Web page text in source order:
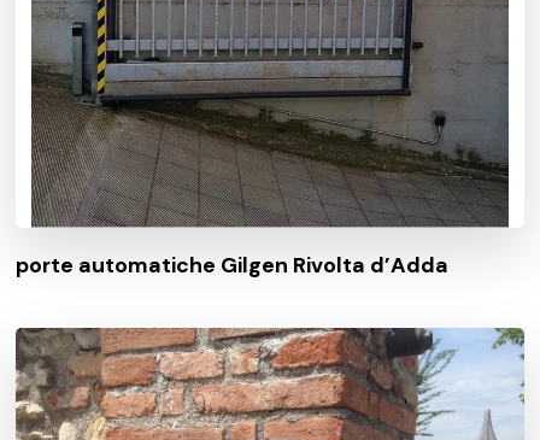
porte automatiche Gilgen Rivolta d’Adda